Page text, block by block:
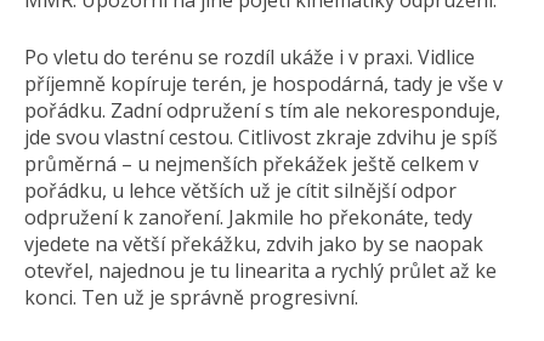
Po vletu do terénu se rozdíl ukáže i v praxi. Vidlice
příjemně kopíruje terén, je hospodárná, tady je vše v
pořádku. Zadní odpružení s tím ale nekoresponduje,
jde svou vlastní cestou. Citlivost zkraje zdvihu je spíš
průměrná – u nejmenších překážek ještě celkem v
pořádku, u lehce větších už je cítit silnější odpor
odpružení k zanoření. Jakmile ho překonáte, tedy
vjedete na větší překážku, zdvih jako by se naopak
otevřel, najednou je tu linearita a rychlý průlet až ke
konci. Ten už je správně progresivní.